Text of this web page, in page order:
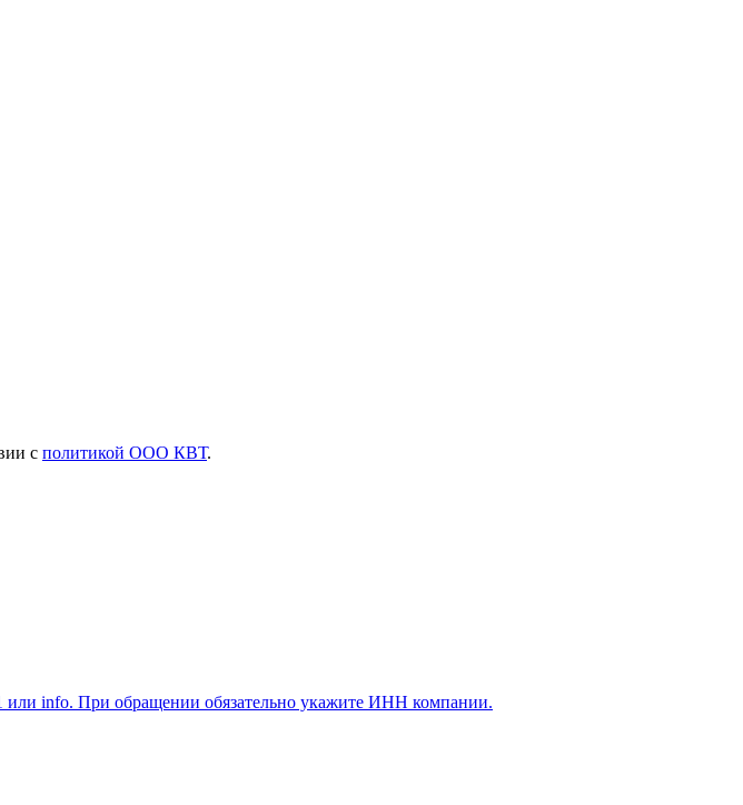
с политикой ООО КВТ.
или info. При обращении обязательно укажите ИНН компании.